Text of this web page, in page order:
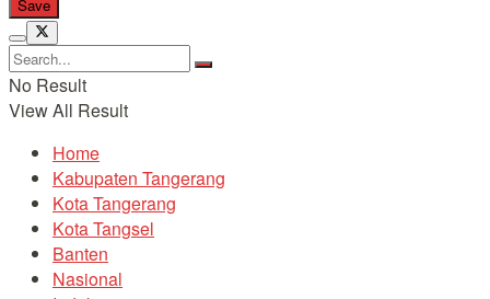
No Result
View All Result
Home
Kabupaten Tangerang
Kota Tangerang
Kota Tangsel
Banten
Nasional